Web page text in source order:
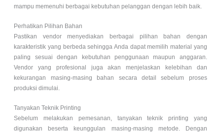
mampu memenuhi berbagai kebutuhan pelanggan dengan lebih baik.
Perhatikan Pilihan Bahan
Pastikan vendor menyediakan berbagai pilihan bahan dengan
karakteristik yang berbeda sehingga Anda dapat memilih material yang
paling sesuai dengan kebutuhan penggunaan maupun anggaran.
Vendor yang profesional juga akan menjelaskan kelebihan dan
kekurangan masing-masing bahan secara detail sebelum proses
produksi dimulai.
Tanyakan Teknik Printing
Sebelum melakukan pemesanan, tanyakan teknik printing yang
digunakan beserta keunggulan masing-masing metode. Dengan